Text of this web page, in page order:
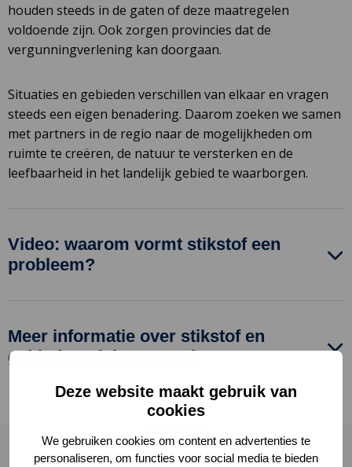
Deze website maakt gebruik van
cookies
We gebruiken cookies om content en advertenties te
personaliseren, om functies voor social media te bieden
houden steeds in de gaten of deze maatregelen
voldoende zijn. Ook zorgen provincies dat de
vergunningverlening kan doorgaan.
Situaties en gebieden verschillen van elkaar en vragen
steeds een eigen benadering. Daarom zoeken we samen
met partners in de regio naar de mogelijkheden om
ruimte te creëren, de natuur te versterken en de
leefbaarheid in het landelijk gebied te waarborgen.
Video: waarom vormt stikstof een
probleem?
Meer informatie over stikstof en
gebiedsgerichte aanpak
Nieuws en lobbyberichten